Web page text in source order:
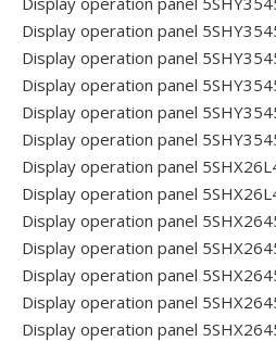
Display operation panel
Display operation panel
Display operation panel
Display operation panel
Display operation panel
Display operation panel
Display operation panel
Display operation panel
Display operation panel
Display operation panel
Display operation panel
Display operation panel